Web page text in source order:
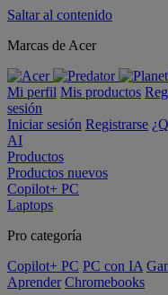
Saltar al contenido
Marcas de Acer
Mi perfil Mis productos
sesión
Iniciar sesión Registrarse
AI
Productos
Productos nuevos
Copilot+ PC
Laptops
Pro categoría
Copilot+ PC PC con IA
Aprender Chromebooks